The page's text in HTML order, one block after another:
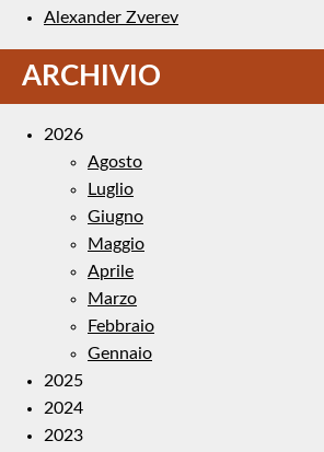
Alexander Zverev
ARCHIVIO
2026
Agosto
Luglio
Giugno
Maggio
Aprile
Marzo
Febbraio
Gennaio
2025
2024
2023